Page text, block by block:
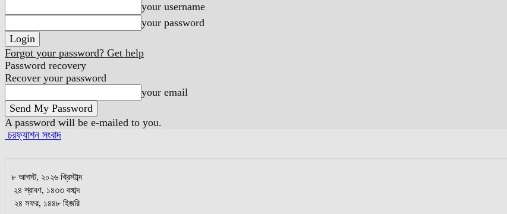
your username
your password
Forgot your password? Get help
Password recovery
Recover your password
your email
A password will be e-mailed to you.
চরফ্যাশন সংবাদ
৮ আগস্ট, ২০২৬ খ্রিস্টাব্দ
২৪ শ্রাবণ, ১৪৩৩ বঙ্গাব্দ
২৪ সফর, ১৪৪৮ হিজরি